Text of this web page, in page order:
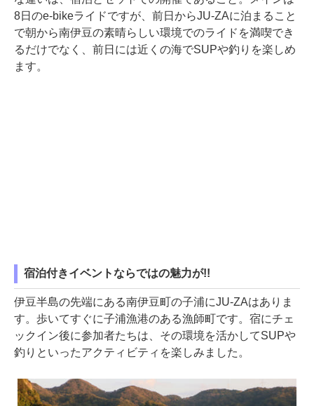
8日のe-bikeライドですが、前日からJU-ZAに泊まること
で朝から南伊豆の素晴らしい環境でのライドを満喫でき
るだけでなく、前日には近くの海でSUPや釣りを楽しめ
ます。
宿泊付きイベントならではの魅力が!!
伊豆半島の先端にある南伊豆町の子浦にJU-ZAはありま
す。歩いてすぐに子浦漁港のある漁師町です。宿にチェ
ックイン後に参加者たちは、その環境を活かしてSUPや
釣りといったアクティビティを楽しみました。